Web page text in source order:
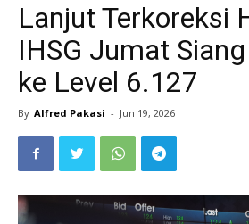
Lanjut Terkoreksi
IHSG Jumat
ke Level 6.127
By Alfred Pakasi - Jun 19, 2026